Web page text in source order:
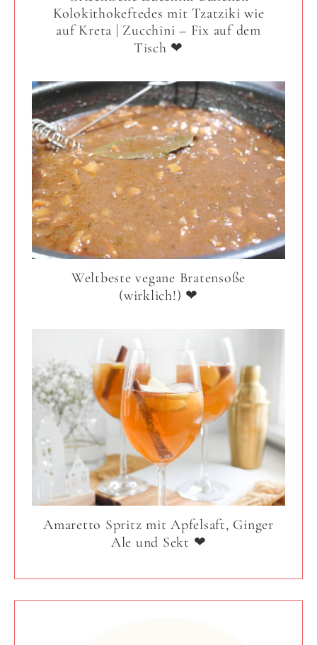
Kolokithokeftedes mit Tzatziki wie
auf Kreta | Zucchini – Fix auf dem
Tisch ❤
Weltbeste vegane Bratensoße
(wirklich!) ❤
Amaretto Spritz mit Apfelsaft, Ginger
Ale und Sekt ❤